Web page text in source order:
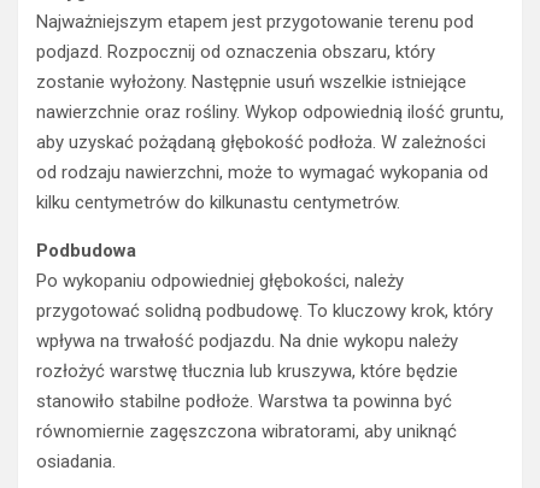
Najważniejszym etapem jest przygotowanie terenu pod
podjazd. Rozpocznij od oznaczenia obszaru, który
zostanie wyłożony. Następnie usuń wszelkie istniejące
nawierzchnie oraz rośliny. Wykop odpowiednią ilość gruntu,
aby uzyskać pożądaną głębokość podłoża. W zależności
od rodzaju nawierzchni, może to wymagać wykopania od
kilku centymetrów do kilkunastu centymetrów.
Podbudowa
Po wykopaniu odpowiedniej głębokości, należy
przygotować solidną podbudowę. To kluczowy krok, który
wpływa na trwałość podjazdu. Na dnie wykopu należy
rozłożyć warstwę tłucznia lub kruszywa, które będzie
stanowiło stabilne podłoże. Warstwa ta powinna być
równomiernie zagęszczona wibratorami, aby uniknąć
osiadania.